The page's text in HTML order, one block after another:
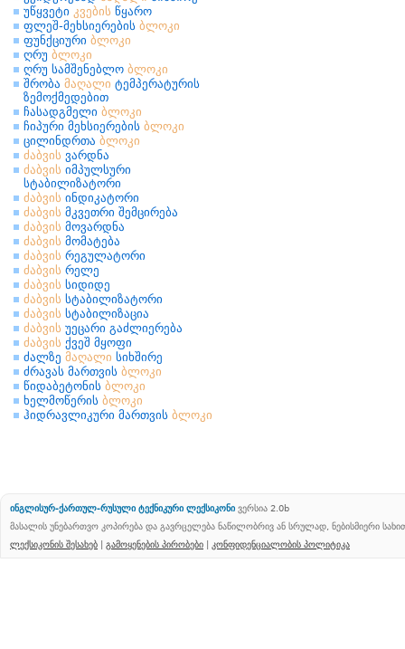
უწყვეტი კვების წყარო
ფლეშ-მეხსიერების ბლოკი
ფუნქციური ბლოკი
ღრუ ბლოკი
ღრუ სამშენებლო ბლოკი
შრობა მაღალი ტემპერატურის
ზემოქმედებით
ჩასადგმელი ბლოკი
ჩიპური მეხსიერების ბლოკი
ცილინდრთა ბლოკი
ძაბვის ვარდნა
ძაბვის იმპულსური
სტაბილიზატორი
ძაბვის ინდიკატორი
ძაბვის მკვეთრი შემცირება
ძაბვის მოვარდნა
ძაბვის მომატება
ძაბვის რეგულატორი
ძაბვის რელე
ძაბვის სიდიდე
ძაბვის სტაბილიზატორი
ძაბვის სტაბილიზაცია
ძაბვის უეცარი გაძლიერება
ძაბვის ქვეშ მყოფი
ძალზე მაღალი სიხშირე
ძრავას მართვის ბლოკი
წიდაბეტონის ბლოკი
ხელმოწერის ბლოკი
ჰიდრავლიკური მართვის ბლოკი
ინგლისურ-ქართულ-რუსული ტექნიკური ლექსიკონი ვერსია 2.0b
მასალის უნებართვო კოპირება და გავრცელება ნაწილობრივ ან სრულად, ნებისმიერი
ლექსიკონის შესახებ | გამოყენების პირობები | კონფიდენციალობის პოლიტიკა